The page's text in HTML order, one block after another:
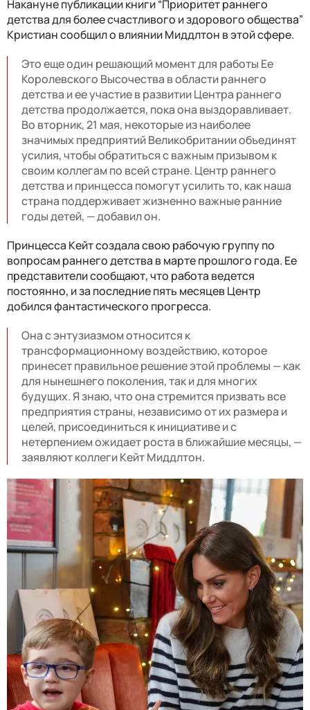
Накануне публикации книги “Приоритет раннего
детства для более счастливого и здорового общества”
Кристиан сообщил о влиянии Миддлтон в этой сфере.
Это еще один решающий момент для работы Ее
Королевского Высочества в области раннего
детства и ее участие в развитии Центра раннего
детства продолжается, пока она выздоравливает.
Во вторник, 21 мая, некоторые из наиболее
значимых предприятий Великобритании объединят
усилия, чтобы обратиться с важным призывом к
своим коллегам по всей стране. Центр раннего
детства и принцесса помогут усилить то, как наша
страна поддерживает жизненно важные ранние
годы детей, — добавил он.
Принцесса Кейт создала свою рабочую группу по
вопросам раннего детства в марте прошлого года. Ее
представители сообщают, что работа ведется
постоянно, и за последние пять месяцев Центр
добился фантастического прогресса.
Она с энтузиазмом относится к
трансформационному воздействию, которое
принесет правильное решение этой проблемы — как
для нынешнего поколения, так и для многих
будущих. Я знаю, что она стремится призвать все
предприятия страны, независимо от их размера и
целей, присоединиться к инициативе и с
нетерпением ожидает роста в ближайшие месяцы, —
заявляют коллеги Кейт Миддлтон.